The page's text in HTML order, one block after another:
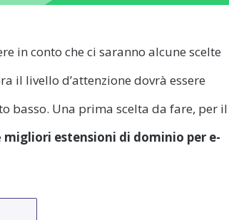
in conto che ci saranno alcune scelte
il livello d’attenzione dovrà essere
basso. Una prima scelta da fare, per il
migliori estensioni di dominio per e-